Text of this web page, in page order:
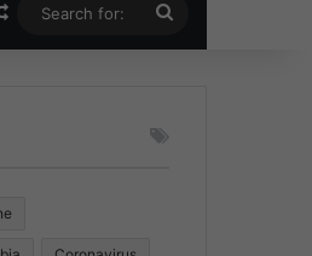
Random Article
for: